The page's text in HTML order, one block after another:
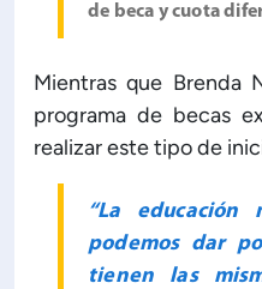
de beca y cuota
Mientras que Brenda
programa de becas
realizar este tipo de
“La
podemos dar
tienen las